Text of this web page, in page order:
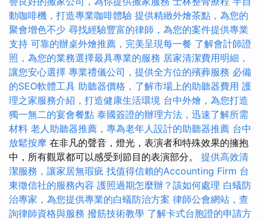
動咖啡機，打造專業咖啡體驗 提供精緻外燴茶點，為您的
聚會增色不少 尋找經驗豐富的律師，為您的案件提供專業
支持 可靠的辦桌外燴推薦，完美呈現每一餐 了解會計師證
照，為您的業務選擇最具專業的服務 居家清潔費用明細，
讓您安心選擇 專業禮儀公司，提供全方位的殯葬服務 必備
的SEO軟體工具 助聽器價格，了解市場上的助聽器費用 護
理之家服務介紹，打造健康生活環境 台中外燴，為您打造
獨一無二的宴會餐點 泰國簽證的辦理方法，迅速了解所需
材料 老人助聽器推薦，專為老年人設計的助聽器推薦 台中
放鬆按摩 在非凡的聲音，燈光，表演者和特殊效果的擁抱
中，所有觀眾都可以感受到節目的表演部分。 提供高效清
潔服務，讓家居無瑕疵 找值得信賴的Accounting Firm 台
東徵信社的服務內容 護照過期怎麼辦？該如何處理 白蟻防
治專家，為您提供專業的白蟻防治方案 律師公會網站，查
詢律師資格與服務 撥筋技術教學 了解卡式台胞證的申請方